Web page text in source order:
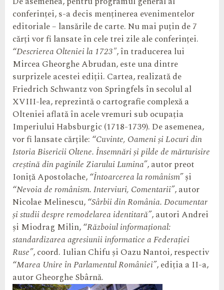
conferinței, s-a decis menținerea evenimentelor
editoriale – lansările de carte. Nu mai puțin de 7
cărți vor fi lansate în cele trei zile ale conferinței.
“Descrierea Olteniei la 1723″, în traducerea lui
Mircea Gheorghe Abrudan, este una dintre
surprizele acestei ediții. Cartea, realizată de
Friedrich Schwantz von Springfels în secolul al
XVIII-lea, reprezintă o cartografie complexă a
Olteniei aflată în acele vremuri sub ocupația
Imperiului Habsburgic (1718-1739). De asemenea,
vor fi lansate cărțile: “Cuvinte, Oameni și Locuri din
Istoria Bisericii Oltene. Însemnări și pilde de mărturisire
creștină din paginile Ziarului Lumina”, autor preot
Ioniță Apostolache, “Întoarcerea la românism”și
“Nevoia de românism. Interviuri, Comentarii”, autor
Nicolae Melinescu, “Sârbii din România. Documentar
și studii despre remodelarea identitară”, autori Andrei
și Miodrag Milin, “Războiul informațional:
standardizarea agresiunii informatice a Federației
Ruse”, coord. Iulian Chifu și Oazu Nantoi, respectiv
“Marea Unire în Parlamentul României”, ediția a II-a,
autor Gheorghe Sbârnă.